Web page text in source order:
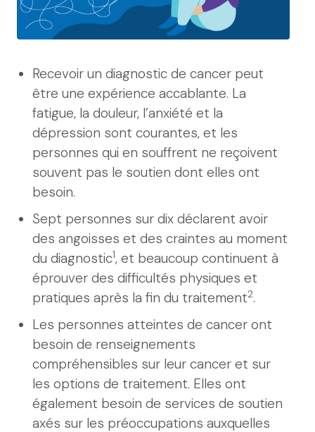
Recevoir un diagnostic de cancer peut
être une expérience accablante. La
fatigue, la douleur, l’anxiété et la
dépression sont courantes, et les
personnes qui en souffrent ne reçoivent
souvent pas le soutien dont elles ont
besoin.
Sept personnes sur dix déclarent avoir
des angoisses et des craintes au moment
du diagnostic1, et beaucoup continuent à
éprouver des difficultés physiques et
pratiques après la fin du traitement2.
Les personnes atteintes de cancer ont
besoin de renseignements
compréhensibles sur leur cancer et sur
les options de traitement. Elles ont
également besoin de services de soutien
axés sur les préoccupations auxquelles